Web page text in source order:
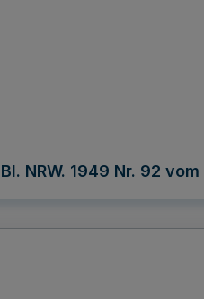
NRW. 1949 Nr. 92 vom